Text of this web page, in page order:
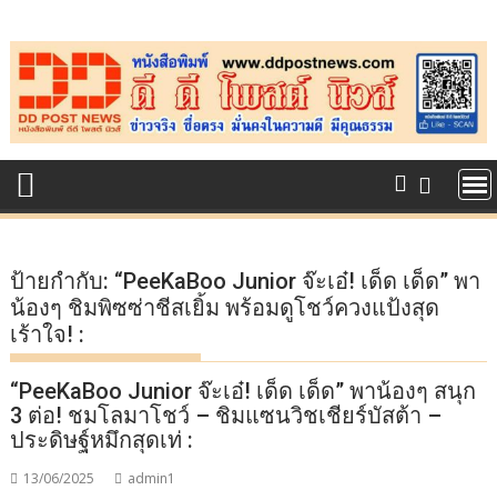
to
content
ป้ายกำกับ: “PeeKaBoo Junior จ๊ะเอ๋! เด็ด เด็ด” พา
น้องๆ ชิมพิซซ่าชีสเยิ้ม พร้อมดูโชว์ควงแป้งสุด
เร้าใจ! :
“PeeKaBoo Junior จ๊ะเอ๋! เด็ด เด็ด” พาน้องๆ สนุก
3 ต่อ! ชมโลมาโชว์ – ชิมแซนวิชเชียร์บัสต้า –
ประดิษฐ์หมึกสุดเท่ :
13/06/2025 admin1